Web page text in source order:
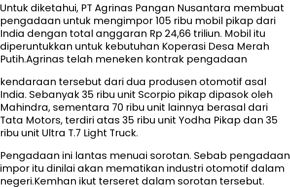
Untuk diketahui, PT Agrinas Pangan Nusantara membuat
pengadaan untuk mengimpor 105 ribu mobil pikap dari
India dengan total anggaran Rp 24,66 triliun. Mobil itu
diperuntukkan untuk kebutuhan Koperasi Desa Merah
Putih.Agrinas telah meneken kontrak pengadaan
kendaraan tersebut dari dua produsen otomotif asal
India. Sebanyak 35 ribu unit Scorpio pikap dipasok oleh
Mahindra, sementara 70 ribu unit lainnya berasal dari
Tata Motors, terdiri atas 35 ribu unit Yodha Pikap dan 35
ribu unit Ultra T.7 Light Truck.
Pengadaan ini lantas menuai sorotan. Sebab pengadaan
impor itu dinilai akan mematikan industri otomotif dalam
negeri.Kemhan ikut terseret dalam sorotan tersebut.